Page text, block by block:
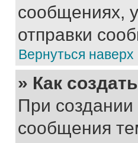
сообщениях,
отправки
Вернуться наверх
» Как
При
сообщения